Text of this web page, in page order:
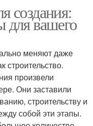
создания:
для вашего
меняют даже
строительство.
произвели
Они заставили
строительству и
собой эти этапы.